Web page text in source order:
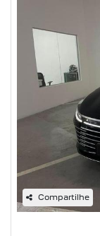
Compartilhe